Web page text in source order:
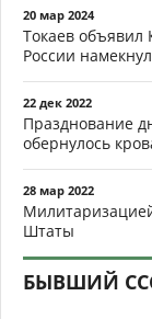
20 мар 2024
Токаев объявил
России
22 дек 2022
Празднование
обернулось
28 мар 2022
Штаты
БЫВШИЙ